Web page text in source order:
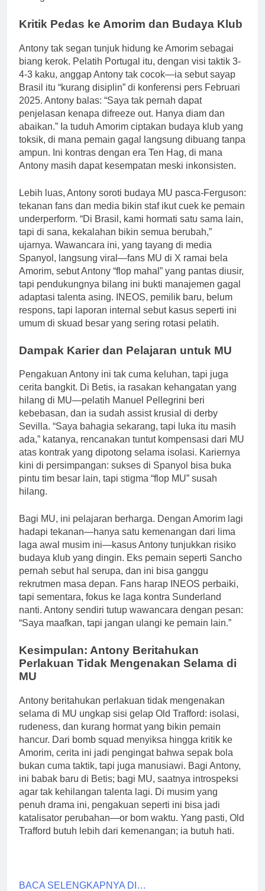
Kritik Pedas ke Amorim dan Budaya Klub
Antony tak segan tunjuk hidung ke Amorim sebagai
biang kerok. Pelatih Portugal itu, dengan visi taktik 3-
4-3 kaku, anggap Antony tak cocok—ia sebut sayap
Brasil itu “kurang disiplin” di konferensi pers Februari
2025. Antony balas: “Saya tak pernah dapat
penjelasan kenapa difreeze out. Hanya diam dan
abaikan.” Ia tuduh Amorim ciptakan budaya klub yang
toksik, di mana pemain gagal langsung dibuang tanpa
ampun. Ini kontras dengan era Ten Hag, di mana
Antony masih dapat kesempatan meski inkonsisten.
Lebih luas, Antony soroti budaya MU pasca-Ferguson:
tekanan fans dan media bikin staf ikut cuek ke pemain
underperform. “Di Brasil, kami hormati satu sama lain,
tapi di sana, kekalahan bikin semua berubah,”
ujarnya. Wawancara ini, yang tayang di media
Spanyol, langsung viral—fans MU di X ramai bela
Amorim, sebut Antony “flop mahal” yang pantas diusir,
tapi pendukungnya bilang ini bukti manajemen gagal
adaptasi talenta asing. INEOS, pemilik baru, belum
respons, tapi laporan internal sebut kasus seperti ini
umum di skuad besar yang sering rotasi pelatih.
Dampak Karier dan Pelajaran untuk MU
Pengakuan Antony ini tak cuma keluhan, tapi juga
cerita bangkit. Di Betis, ia rasakan kehangatan yang
hilang di MU—pelatih Manuel Pellegrini beri
kebebasan, dan ia sudah assist krusial di derby
Sevilla. “Saya bahagia sekarang, tapi luka itu masih
ada,” katanya, rencanakan tuntut kompensasi dari MU
atas kontrak yang dipotong selama isolasi. Kariernya
kini di persimpangan: sukses di Spanyol bisa buka
pintu tim besar lain, tapi stigma “flop MU” susah
hilang.
Bagi MU, ini pelajaran berharga. Dengan Amorim lagi
hadapi tekanan—hanya satu kemenangan dari lima
laga awal musim ini—kasus Antony tunjukkan risiko
budaya klub yang dingin. Eks pemain seperti Sancho
pernah sebut hal serupa, dan ini bisa ganggu
rekrutmen masa depan. Fans harap INEOS perbaiki,
tapi sementara, fokus ke laga kontra Sunderland
nanti. Antony sendiri tutup wawancara dengan pesan:
“Saya maafkan, tapi jangan ulangi ke pemain lain.”
Kesimpulan: Antony Beritahukan
Perlakuan Tidak Mengenakan Selama di
MU
Antony beritahukan perlakuan tidak mengenakan
selama di MU ungkap sisi gelap Old Trafford: isolasi,
rudeness, dan kurang hormat yang bikin pemain
hancur. Dari bomb squad menyiksa hingga kritik ke
Amorim, cerita ini jadi pengingat bahwa sepak bola
bukan cuma taktik, tapi juga manusiawi. Bagi Antony,
ini babak baru di Betis; bagi MU, saatnya introspeksi
agar tak kehilangan talenta lagi. Di musim yang
penuh drama ini, pengakuan seperti ini bisa jadi
katalisator perubahan—or bom waktu. Yang pasti, Old
Trafford butuh lebih dari kemenangan; ia butuh hati.
BACA SELENGKAPNYA DI…